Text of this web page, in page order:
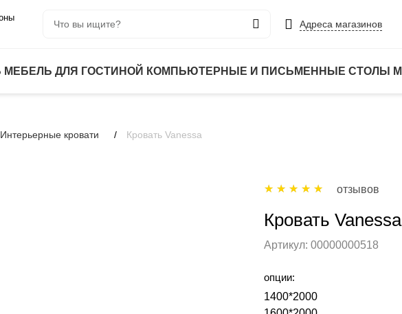
Адреса магазинов
МЕБЕЛЬ ДЛЯ ГОСТИНОЙ КОМПЬЮТЕРНЫЕ И ПИСЬМЕННЫЕ СТОЛЫ
Интерьерные кровати Кровать Vanessa
отзывов
Кровать Vanessa
Артикул: 00000000518
опции:
1400*2000